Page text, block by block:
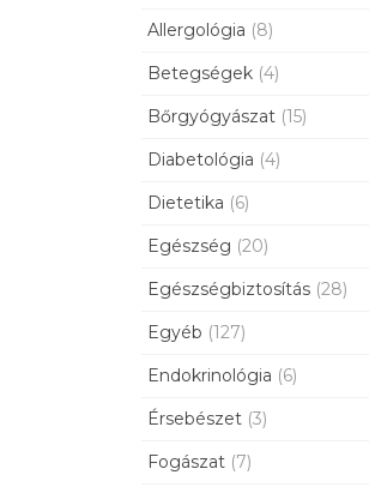
Allergológia (8)
Betegségek (4)
Bőrgyógyászat (15)
Diabetológia (4)
Dietetika (6)
Egészség (20)
Egészségbiztosítás (28)
Egyéb (127)
Endokrinológia (6)
Érsebészet (3)
Fogászat (7)